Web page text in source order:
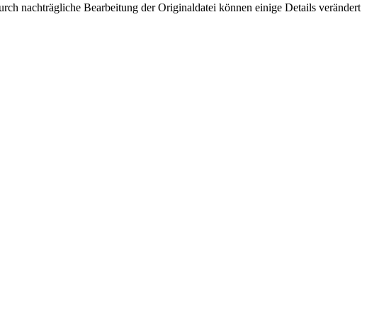
nachträgliche Bearbeitung der Originaldatei können einige Details verändert